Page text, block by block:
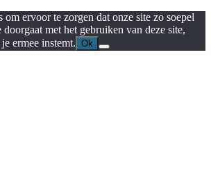
om ervoor te zorgen dat onze site zo soepel
met het gebruiken van deze site,
ermee instemt. Ok